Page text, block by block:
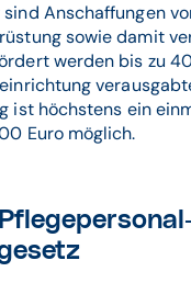
Anschaffungen
sowie damit
werden bis zu
ist höchstens ein
Euro möglich.